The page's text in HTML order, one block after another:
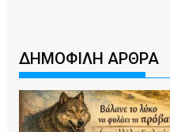
ΔΗΜΟΦΙΛΗ ΑΡΘΡΑ